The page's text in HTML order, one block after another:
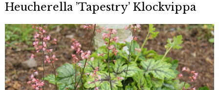
Heucherella ’Tapestry’ Klockvippa